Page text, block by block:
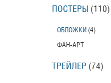
ПОСТЕРЫ (110)
ОБЛОЖКИ (4)
ФАН-АРТ
ТРЕЙЛЕР (74)